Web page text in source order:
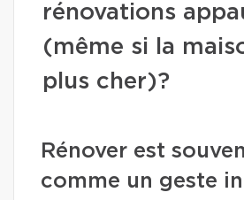
rénovations
(même si la
plus cher)?
Rénover est
comme un geste